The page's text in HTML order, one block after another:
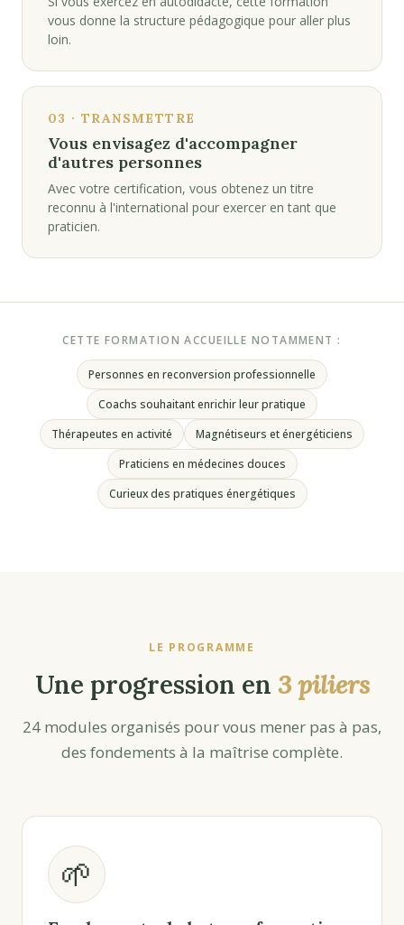
vous donne la structure pédagogique pour aller plus
loin.
03 · TRANSMETTRE
Vous envisagez d'accompagner
d'autres personnes
Avec votre certification, vous obtenez un titre
reconnu à l'international pour exercer en tant que
praticien.
CETTE FORMATION ACCUEILLE NOTAMMENT :
Personnes en reconversion professionnelle
Coachs souhaitant enrichir leur pratique
Thérapeutes en activité
Magnétiseurs et énergéticiens
Praticiens en médecines douces
Curieux des pratiques énergétiques
LE PROGRAMME
Une progression en 3 piliers
24 modules organisés pour vous mener pas à pas,
des fondements à la maîtrise complète.
🌱